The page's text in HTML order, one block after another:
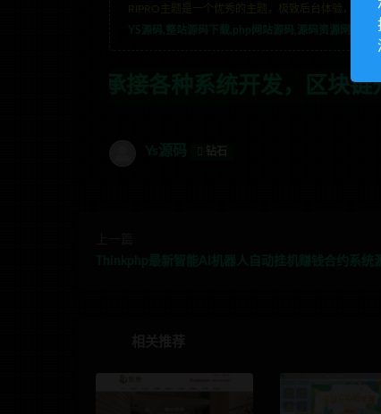
RIPRO主题是一个优秀的主题，极致后台体验，无插
YS源码,整站源码下载,php网站源码,源码资源网,网站
系统开发，区块链开发，金融理财
Ys源码 钻石